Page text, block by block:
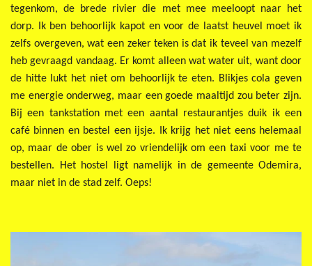
tegenkom, de brede rivier die met mee meeloopt naar het
dorp. Ik ben behoorlijk kapot en voor de laatst heuvel moet ik
zelfs overgeven, wat een zeker teken is dat ik teveel van mezelf
heb gevraagd vandaag. Er komt alleen wat water uit, want door
de hitte lukt het niet om behoorlijk te eten. Blikjes cola geven
me energie onderweg, maar een goede maaltijd zou beter zijn.
Bij een tankstation met een aantal restaurantjes duik ik een
café binnen en bestel een ijsje. Ik krijg het niet eens helemaal
op, maar de ober is wel zo vriendelijk om een taxi voor me te
bestellen. Het hostel ligt namelijk in de gemeente Odemira,
maar niet in de stad zelf. Oeps!